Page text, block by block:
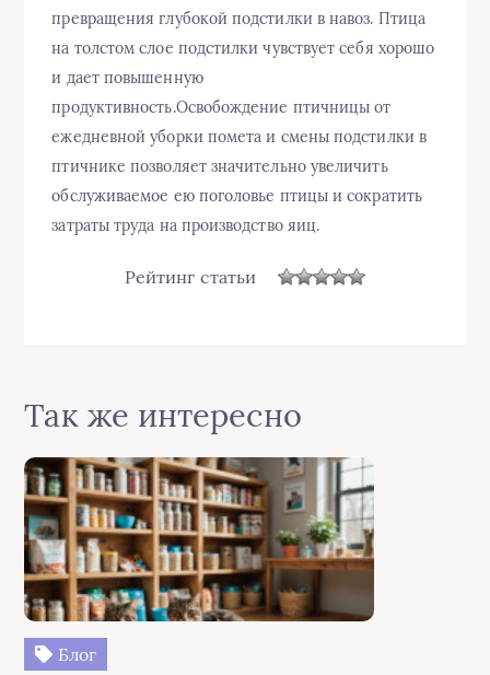
превращения глубокой подстилки в навоз. Птица
на толстом слое подстилки чувствует себя хорошо
и дает повышенную
продуктивность.Освобождение птичницы от
ежедневной уборки помета и смены подстилки в
птичнике позволяет значительно увеличить
обслуживаемое ею поголовье птицы и сократить
затраты труда на производство яиц.
Рейтинг статьи
Так же интересно
Блог